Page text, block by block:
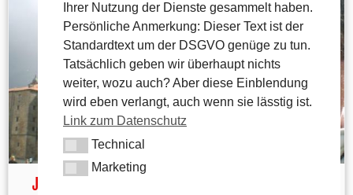
Jakobsweg 2008 – 33. Tag auf dem Camino
Ihrer Nutzung der Dienste gesammelt haben.
Persönliche Anmerkung: Dieser Text ist der
Standardtext um der DSGVO genüge zu tun.
Tatsächlich geben wir überhaupt nichts
weiter, wozu auch? Aber diese Einblendung
wird eben verlangt, auch wenn sie lässtig ist.
Link zum Datenschutz
TechnicalTechnical
MarketingMarketing